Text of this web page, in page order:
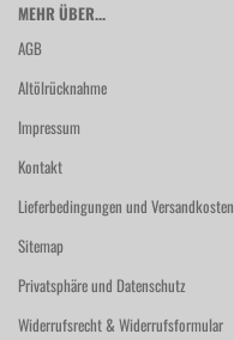
MEHR ÜBER...
AGB
Altölrücknahme
Impressum
Kontakt
Lieferbedingungen und Versandkosten
Sitemap
Privatsphäre und Datenschutz
Widerrufsrecht & Widerrufsformular